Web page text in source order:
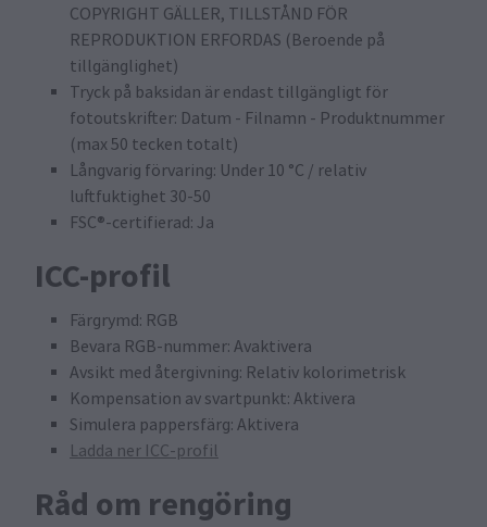
COPYRIGHT GÄLLER, TILLSTÅND FÖR
REPRODUKTION ERFORDAS (Beroende på
tillgänglighet)
Tryck på baksidan är endast tillgängligt för
fotoutskrifter: Datum - Filnamn - Produktnummer
(max 50 tecken totalt)
Långvarig förvaring: Under 10 °C / relativ
luftfuktighet 30-50
FSC®-certifierad: Ja
ICC-profil
Färgrymd: RGB
Bevara RGB-nummer: Avaktivera
Avsikt med återgivning: Relativ kolorimetrisk
Kompensation av svartpunkt: Aktivera
Simulera pappersfärg: Aktivera
Ladda ner ICC-profil
Råd om rengöring